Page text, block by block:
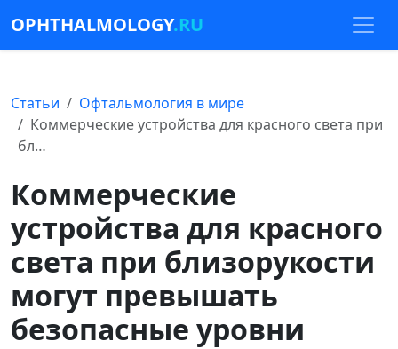
OPHTHALMOLOGY.RU
Статьи
Офтальмология в мире
Коммерческие устройства для красного света при
бл…
Коммерческие
устройства для красного
света при близорукости
могут превышать
безопасные уровни